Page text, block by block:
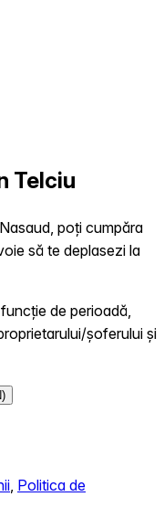
Telciu
poți cumpăra
să te deplasezi la
de perioadă,
șoferului și
Politica de